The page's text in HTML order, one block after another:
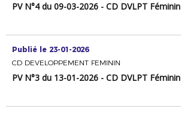
PV N°4 du 09-03-2026 - CD DVLPT Féminin
Publié le 23-01-2026
CD DEVELOPPEMENT FEMININ
PV N°3 du 13-01-2026 - CD DVLPT Féminin